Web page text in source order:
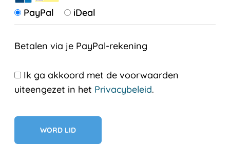
PayPal iDeal
Betalen via je PayPal-rekening
Ik ga akkoord met de voorwaarden
uiteengezet in het Privacybeleid.
Geen val